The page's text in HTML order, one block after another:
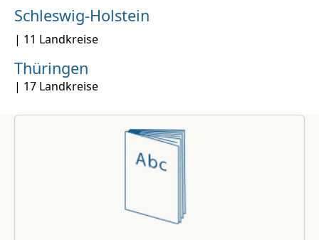
Schleswig-Holstein
| 11 Landkreise
Thüringen
| 17 Landkreise